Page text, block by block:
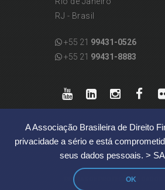
A Associação Brasileira de Direito
privacidade a sério e está
seus dados pessoais. >
OK
RJ - Brasil
+55 21 99431-0526
+55 21 99431-8883
REGRAS DE PROTEÇÃO DE DADOS